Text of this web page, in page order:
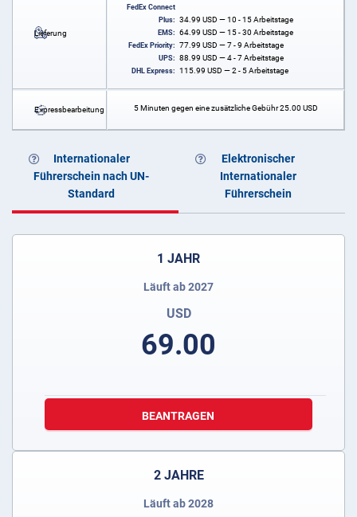
Lieferung
FedEx Connect
Plus: 34.99 USD — 10 - 15 Arbeitstage
EMS: 64.99 USD — 15 - 30 Arbeitstage
FedEx Priority: 77.99 USD — 7 - 9 Arbeitstage
UPS: 88.99 USD — 4 - 7 Arbeitstage
DHL Express: 115.99 USD — 2 - 5 Arbeitstage
Expressbearbeitung 5 Minuten gegen eine zusätzliche Gebühr25.00 USD
Internationaler
Führerschein nach UN-
Standard
Elektronischer
Internationaler
Führerschein
1 JAHR
Läuft ab 2027
USD
69.00
BEANTRAGEN
2 JAHRE
Läuft ab 2028